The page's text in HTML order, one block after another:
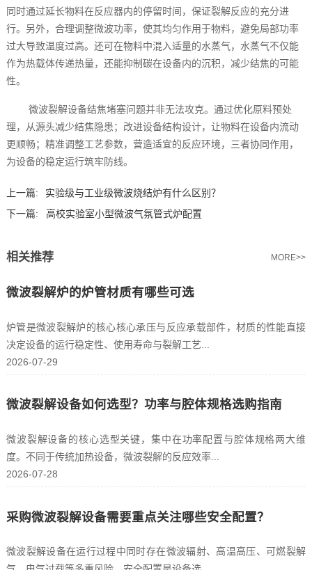
同时通过延长物料在反应器内的停留时间，保证裂解反应的充分进
行。另外，合理调整微波功率，使其均匀作用于物料，避免局部功率
过大导致温度过高。还可在物料中混入适量的水蒸气，水蒸气不仅能
作为热载体传递热量，还能抑制碳在设备内的沉积，减少结焦的可能
性。
微波裂解设备结焦堵塞问题并非无法攻克。通过优化原料预处
理，从源头减少结焦隐患；改进设备结构设计，让物料在设备内流动
更顺畅；精准调整工艺参数，营造适宜的反应环境，三者协同作用，
为设备的稳定运行筑牢防线。
上一篇:
实验级与工业级微波烧结炉有什么区别？‌
下一篇:
高校实验室小型微波气氛管式炉配置
相关推荐 MORE>>
微波裂解炉的炉管材质有哪些可选
炉管是微波裂解炉的核心核心承压与反应承载部件，材质的性能直接
决定设备的运行稳定性、使用寿命与裂解工艺...
2026-07-29
微波裂解设备如何选型？功率与腔体规格选购指南
微波裂解设备的核心选型关键，集中在功率配置与腔体规格两大维
度。不同于传统加热设备，微波裂解的反应效率...
2026-07-28
采购微波裂解设备需要重点关注哪些安全配置？
微波裂解设备在运行过程中同时存在微波辐射、高温高压、可燃裂解